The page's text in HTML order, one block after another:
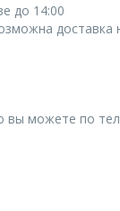
до 14:00
вы можете по